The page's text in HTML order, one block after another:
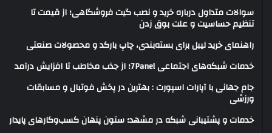
سوالات متداول درباره خرید و نصب گیت فروشگاهی؛ از قیمت تا
تنظیم حساسیت و علت بوق زدن
راهنمای خرید لیبل برای بسته‌بندی، چاپ بارکد و محصولات صنعتی
خدمات شبکه‌های اجتماعی 7Panel؛ از جذب مخاطب تا افزایش درآمد
جام جهانی با آپارات اسپورت : بهترین در پخش فوتبال و مسابقات
ورزشی
خدمات و پشتیبانی شبکه در مشهد؛ ستون پنهان کسب‌وکارهای پایدار